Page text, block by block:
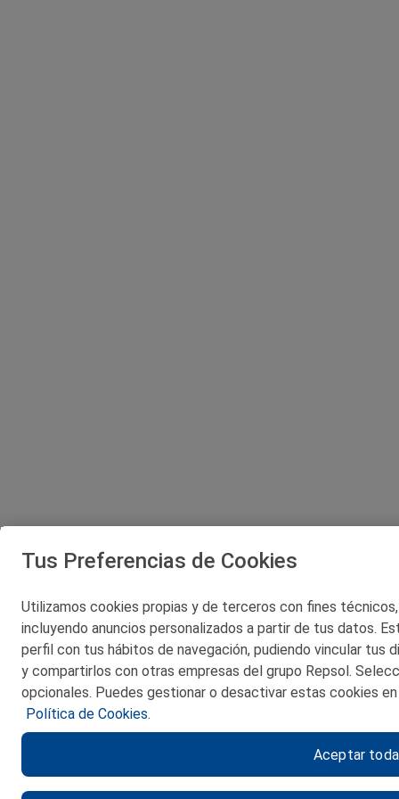
Tus Preferencias de Cookies
Utilizamos cookies propias y de terceros con fines
incluyendo anuncios personalizados a partir de tus datos.
perfil con tus hábitos de navegación, pudiendo vincular tus
y compartirlos con otras empresas del grupo Repsol.
opcionales. Puedes gestionar o desactivar estas cookies
Política de Cookies.
Aceptar